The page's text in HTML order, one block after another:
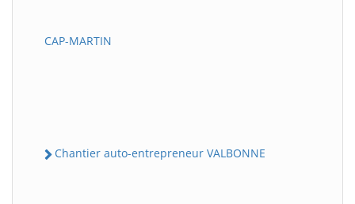
CAP-MARTIN
Chantier auto-entrepreneur VALBONNE